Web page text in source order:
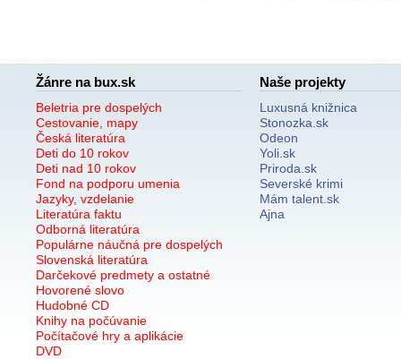
Žánre na bux.sk
Beletria pre dospelých
Cestovanie, mapy
Česká literatúra
Deti do 10 rokov
Deti nad 10 rokov
Fond na podporu umenia
Jazyky, vzdelanie
Literatúra faktu
Odborná literatúra
Populárne náučná pre dospelých
Slovenská literatúra
Darčekové predmety a ostatné
Hovorené slovo
Hudobné CD
Knihy na počúvanie
Počítačové hry a aplikácie
DVD
Naše projekty
Luxusná knižnica
Stonozka.sk
Odeon
Yoli.sk
Priroda.sk
Severské krimi
Mám talent.sk
Ajna